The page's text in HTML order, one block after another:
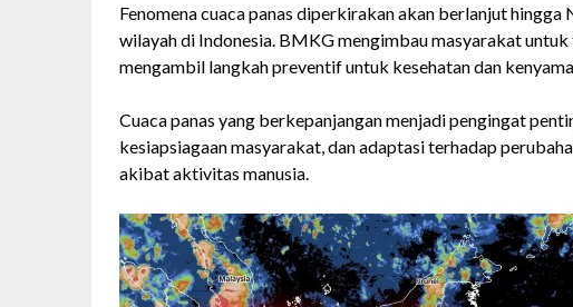
Fenomena cuaca panas diperkirakan akan berlanjut
wilayah di Indonesia. BMKG mengimbau masyarakat
mengambil langkah preventif untuk kesehatan dan
Cuaca panas yang berkepanjangan menjadi pengingat
kesiapsiagaan masyarakat, dan adaptasi terhadap
akibat aktivitas manusia.